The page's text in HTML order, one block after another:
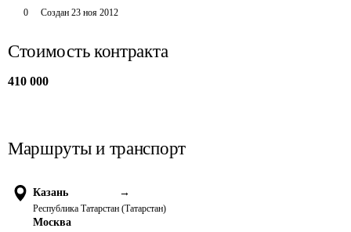
0 Создан 23 ноя 2012
Стоимость контракта
410 000
Маршруты и транспорт
Казань →
Республика Татарстан (Татарстан)
Москва